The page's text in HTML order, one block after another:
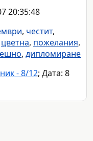
20:35:48
, честит,
цветна, пожелания,
, дипломиране
- 8/12; Дата: 8